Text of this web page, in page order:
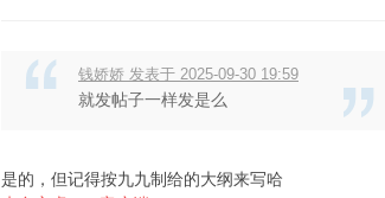
钱娇娇 发表于 2025-09-30 19:59
就发帖子一样发是么
是的，但记得按九九制给的大纲来写哈